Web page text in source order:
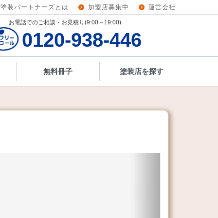
装パートナーズとは 加盟店募集中 運営会社
お電話でのご相談・お見積り(9:00～19:00)
0120-938-446
無料冊子 塗装店を探す